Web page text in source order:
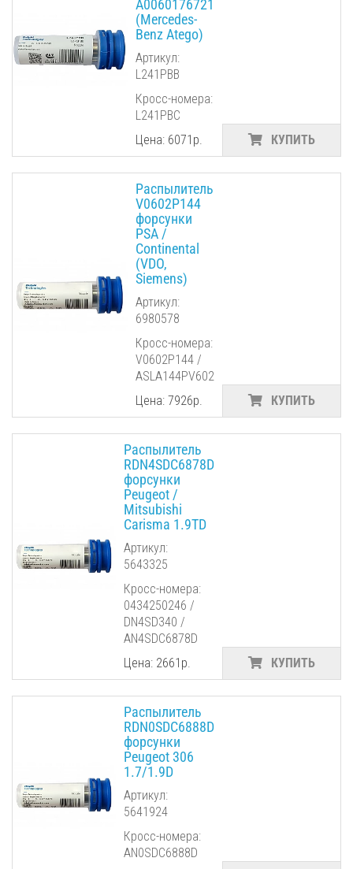
A0060176721
(Mercedes-
Benz Atego)
Артикул:
L241PBB
Кросс-номера:
L241PBC
Цена: 6071р.
КУПИТЬ
Распылитель
V0602P144
форсунки
PSA /
Continental
(VDO,
Siemens)
Артикул:
6980578
Кросс-номера:
V0602P144 /
ASLA144PV602
Цена: 7926р.
КУПИТЬ
Распылитель
RDN4SDC6878D
форсунки
Peugeot /
Mitsubishi
Carisma 1.9TD
Артикул:
5643325
Кросс-номера:
0434250246 /
DN4SD340 /
AN4SDC6878D
Цена: 2661р.
КУПИТЬ
Распылитель
RDN0SDC6888D
форсунки
Peugeot 306
1.7/1.9D
Артикул:
5641924
Кросс-номера:
AN0SDC6888D